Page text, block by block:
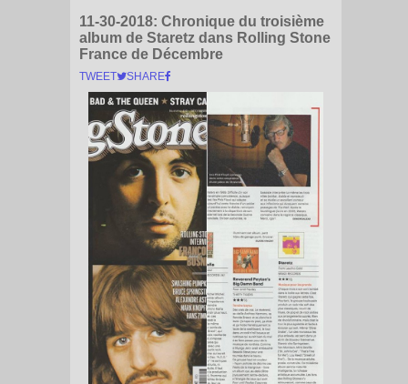
11-30-2018: Chronique du troisième
album de Staretz dans Rolling Stone
France de Décembre
TWEET SHARE